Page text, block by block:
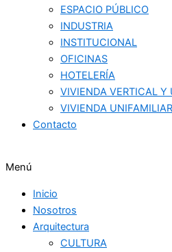
ESPACIO PÚBLICO
INDUSTRIA
INSTITUCIONAL
OFICINAS
HOTELERÍA
VIVIENDA VERTICAL Y
VIVIENDA UNIFAMILIAR
Contacto
Menú
Inicio
Nosotros
Arquitectura
CULTURA